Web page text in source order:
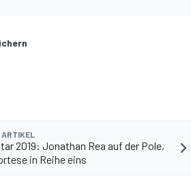
ARTIKEL
2019: Jonathan Rea auf der Pole,
in Reihe eins